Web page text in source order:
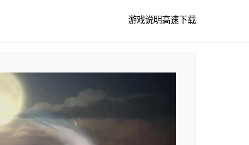
游戏说明高速下载